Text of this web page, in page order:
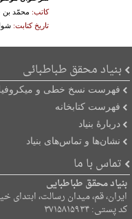
کاتب: محمّد بن
تاریخ کتابت:شوال
بنیاد محقق طباطبائی
فهرست نسخ خطی و
فهرست کتابخانه
دربارۀ بنیاد
نشان‌ها و تماس‌های بنیاد
تماس با ما
بنیاد محقق طباطبایی
ایران، قم، میدان رسالت، ابتدای
کد پستی: ۳۷۱۵۸۱۵۹۳۴